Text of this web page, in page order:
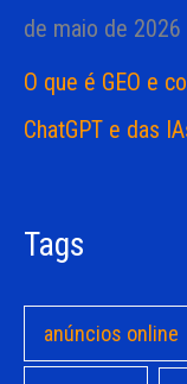
de maio de 2026
O que é GEO e
ChatGPT e das
Tags
anúncios online